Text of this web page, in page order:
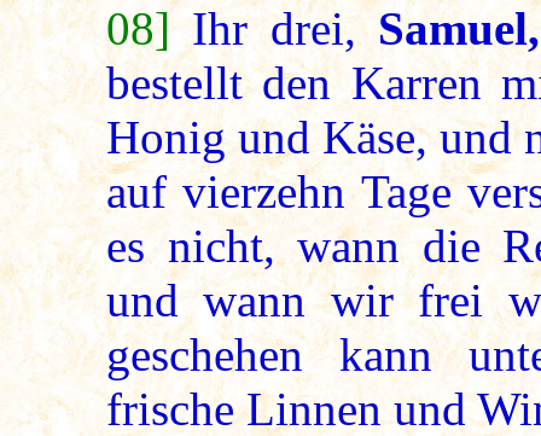
08]Ihr drei,
bestellt den Karren
Honig und Käse, und
auf vierzehn Tage
es nicht, wann die
und wann wir frei
geschehen kann
frische Linnen und